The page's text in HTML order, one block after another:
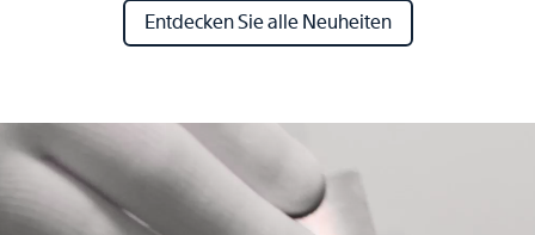
Entdecken Sie alle Neuheiten